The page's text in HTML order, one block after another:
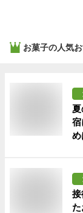
お菓子の人気
夏
宿
め
接